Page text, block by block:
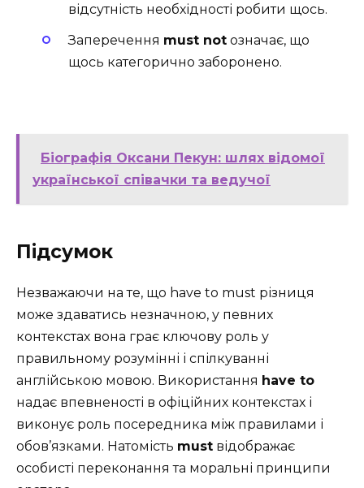
відсутність необхідності робити щось.
Заперечення must not означає, що
щось категорично заборонено.
Біографія Оксани Пекун: шлях відомої
української співачки та ведучої
Підсумок
Незважаючи на те, що have to must різниця
може здаватись незначною, у певних
контекстах вона грає ключову роль у
правильному розумінні і спілкуванні
англійською мовою. Використання have to
надає впевненості в офіційних контекстах і
виконує роль посередника між правилами і
обов’язками. Натомість must відображає
особисті переконання та моральні принципи